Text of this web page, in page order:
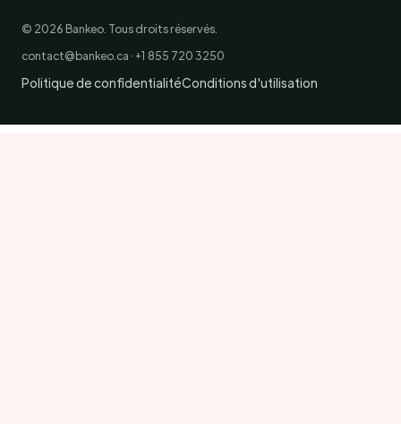
© 2026 Bankeo. Tous droits réservés.
contact@bankeo.ca · +1 855 720 3250
Politique de confidentialitéConditions d'utilisation